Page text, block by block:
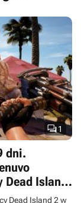
1
dni.
Dead Island
Dead Island 2 w